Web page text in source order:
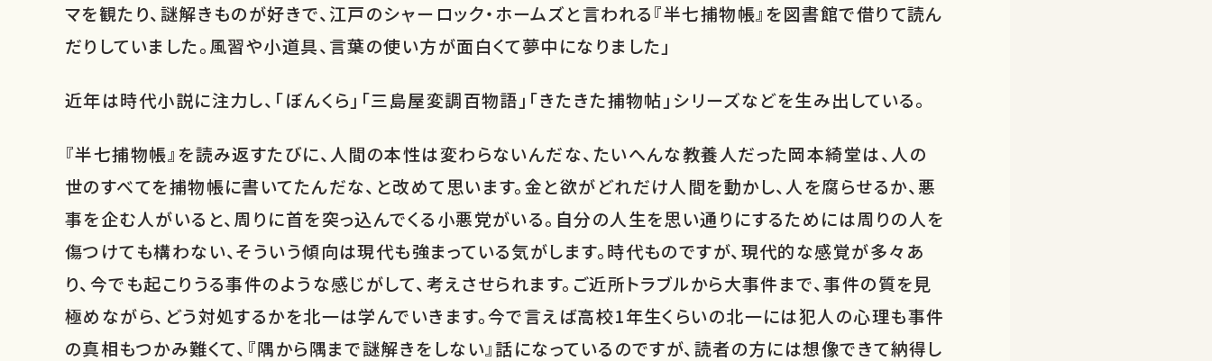
マを観たり、謎解きものが好きで、江戸のシャーロック・ホームズと言われる『半七捕物帳』を図書館で借りて読ん
だりしていました。風習や小道具、言葉の使い方が面白くて夢中になりました」
近年は時代小説に注力し、「ぼんくら」「三島屋変調百物語」「きたきた捕物帖」シリーズなどを生み出している。
『半七捕物帳』を読み返すたびに、人間の本性は変わらないんだな、たいへんな教養人だった岡本綺堂は、人の
世のすべてを捕物帳に書いてたんだな、と改めて思います。金と欲がどれだけ人間を動かし、人を腐らせるか、悪
事を企む人がいると、周りに首を突っ込んでくる小悪党がいる。自分の人生を思い通りにするためには周りの人を
傷つけても構わない、そういう傾向は現代も強まっている気がします。時代ものですが、現代的な感覚が多々あ
り、今でも起こりうる事件のような感じがして、考えさせられます。ご近所トラブルから大事件まで、事件の質を見
極めながら、どう対処するかを北一は学んでいきます。今で言えば高校1年生くらいの北一には犯人の心理も事件
の真相もつかみ難くて、『隅から隅まで謎解きをしない』話になっているのですが、読者の方には想像できて納得し